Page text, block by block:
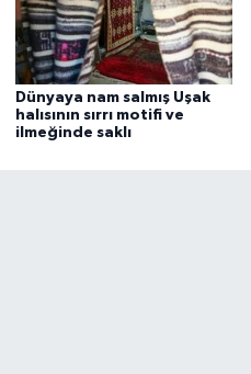
Dünyaya nam salmış Uşak
halısının sırrı motifi ve
ilmeğinde saklı